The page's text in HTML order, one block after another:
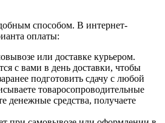
способом. В интернет-
оплаты:
или доставке курьером.
с вами в день доставки, чтобы
подготовить сдачу с любой
товаросопроводительные
денежные средства, получаете